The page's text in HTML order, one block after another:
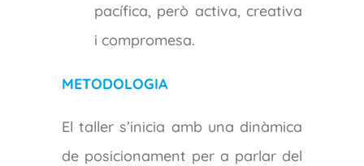
pacífica, però activa, creativa
i compromesa.
METODOLOGIA
El taller s’inicia amb una dinàmica
de posicionament per a parlar del